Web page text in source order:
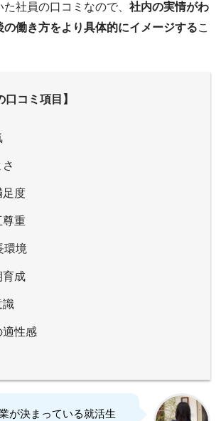
社員の口コミなので、 社内の実情がわ
の働き方をより具体的にイメージするこ
コミ項目】
足度
尊重
環境
育成
識
適性感
が決まっている就活生